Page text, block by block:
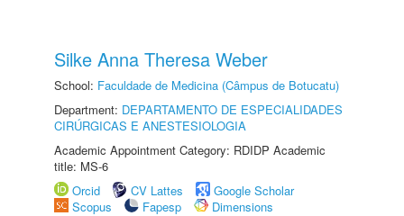
Silke Anna Theresa Weber
School: Faculdade de Medicina (Câmpus de Botucatu)
Department: DEPARTAMENTO DE ESPECIALIDADES
CIRÚRGICAS E ANESTESIOLOGIA
Academic Appointment Category: RDIDP Academic
title: MS-6
Orcid
CV Lattes
Google Scholar
Scopus
Fapesp Dimensions